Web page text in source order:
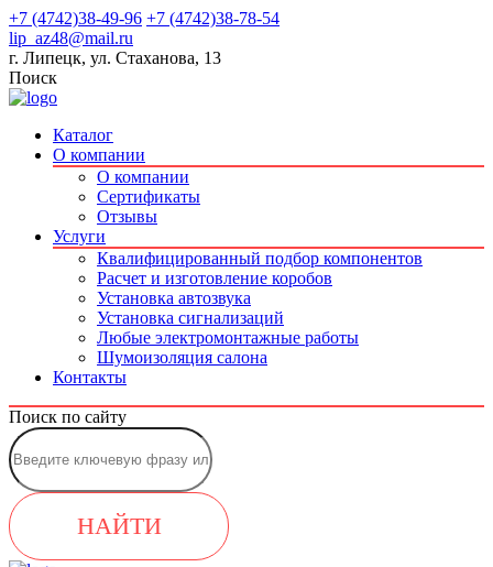
+7 (4742)38-49-96 +7 (4742)38-78-54
lip_az48@mail.ru
г. Липецк, ул. Стаханова, 13
Поиск
Каталог
О компании
О компании
Сертификаты
Отзывы
Услуги
Квалифицированный подбор компонентов
Расчет и изготовление коробов
Установка автозвука
Установка сигнализаций
Любые электромонтажные работы
Шумоизоляция салона
Контакты
Поиск по сайту
НАЙТИ